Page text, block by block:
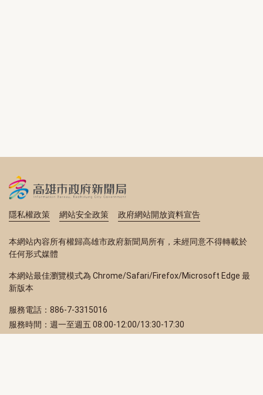
隱私權政策 網站安全政策 政府網站開放資料宣告
本網站內容所有權歸高雄市政府新聞局所有，未經同意不得轉載於
任何形式媒體
本網站最佳瀏覽模式為 Chrome/Safari/Firefox/Microsoft Edge 最
新版本
服務電話：886-7-3315016
服務時間：週一至週五 08:00-12:00/13:30-17:30